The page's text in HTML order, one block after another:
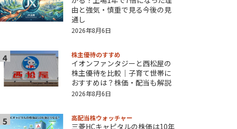
由と強気・慎重で見る今後の見
通し
2026年8月6日
4 株主優待のすすめ
イオンファンタジーと西松屋の
株主優待を比較｜子育て世帯に
おすすめは？株価・配当も解説
2026年8月6日
5 高配当株ウォッチャー
三菱HCキャピタルの株価は10年